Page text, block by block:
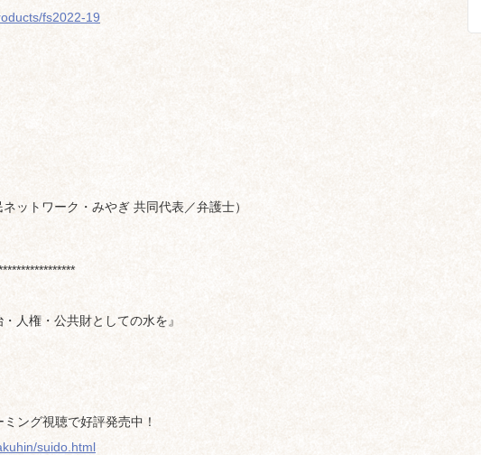
fs2022-19
ットワーク・みやぎ 共同代表／弁護士）
人権・公共財としての水を』
ング視聴で好評発売中！
suido.html